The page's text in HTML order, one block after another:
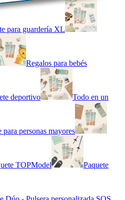
para guardería XL
Regalos para bebés
deportivo Todo en un
para personas mayores
TOPModel Paquete